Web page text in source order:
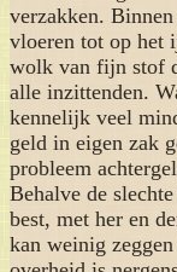
verzakken.
vloeren tot op het
wolk van fijn stof
alle inzittenden.
kennelijk veel
geld in eigen zak
probleem
Behalve de
best, met her en
kan weinig